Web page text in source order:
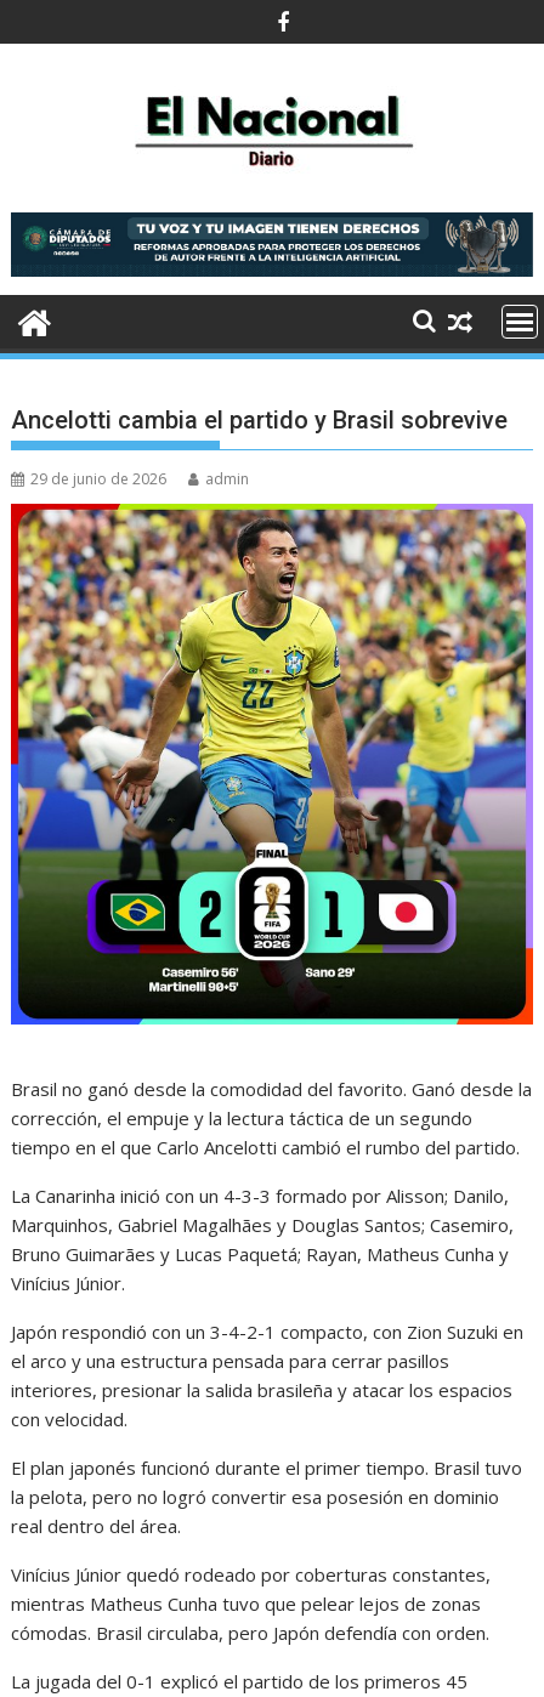
al
Ancelotti cambia el partido y Brasil sobrevive
29 de junio de 2026 admin
Brasil no ganó desde la comodidad del favorito. Ganó desde la
corrección, el empuje y la lectura táctica de un segundo
tiempo en el que Carlo Ancelotti cambió el rumbo del partido.
La Canarinha inició con un 4-3-3 formado por Alisson; Danilo,
Marquinhos, Gabriel Magalhães y Douglas Santos; Casemiro,
Bruno Guimarães y Lucas Paquetá; Rayan, Matheus Cunha y
Vinícius Júnior.
Japón respondió con un 3-4-2-1 compacto, con Zion Suzuki en
el arco y una estructura pensada para cerrar pasillos
interiores, presionar la salida brasileña y atacar los espacios
con velocidad.
El plan japonés funcionó durante el primer tiempo. Brasil tuvo
la pelota, pero no logró convertir esa posesión en dominio
real dentro del área.
Vinícius Júnior quedó rodeado por coberturas constantes,
mientras Matheus Cunha tuvo que pelear lejos de zonas
cómodas. Brasil circulaba, pero Japón defendía con orden.
La jugada del 0-1 explicó el partido de los primeros 45